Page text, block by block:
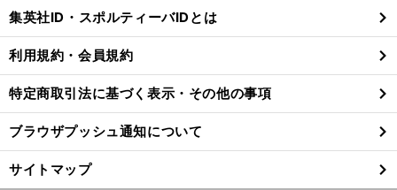
る
集英社ID・スポルティーバIDとは
利用規約・会員規約
特定商取引法に基づく表示・その他の事項
ブラウザプッシュ通知について
サイトマップ